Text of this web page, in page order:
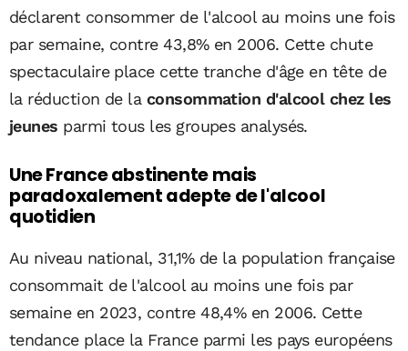
déclarent consommer de l'alcool au moins une fois
par semaine, contre 43,8% en 2006. Cette chute
spectaculaire place cette tranche d'âge en tête de
la réduction de la consommation d'alcool chez les
jeunes parmi tous les groupes analysés.
Une France abstinente mais
paradoxalement adepte de l'alcool
quotidien
Au niveau national, 31,1% de la population française
consommait de l'alcool au moins une fois par
semaine en 2023, contre 48,4% en 2006. Cette
tendance place la France parmi les pays européens